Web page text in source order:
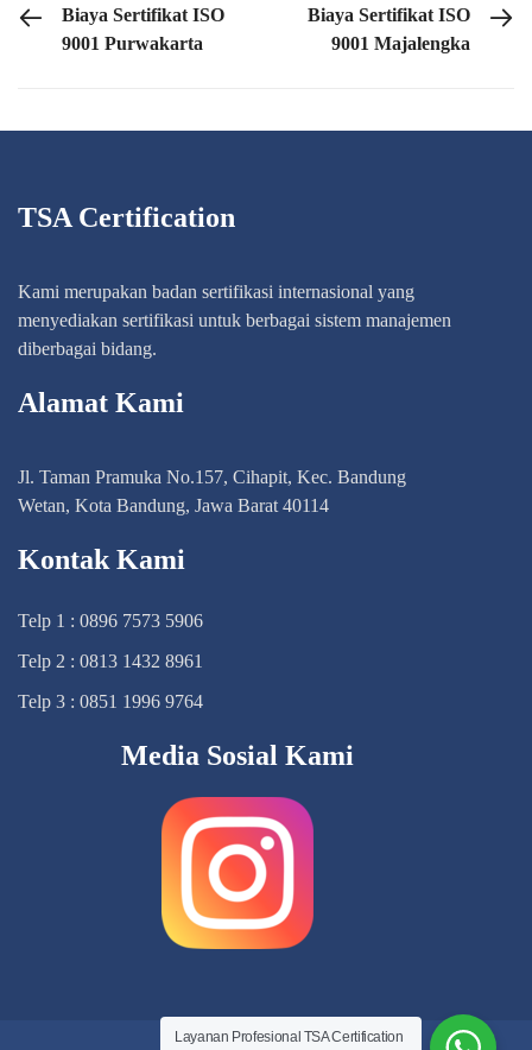
PREVIOUS POST
Biaya Sertifikat ISO
9001 Purwakarta
NEXT POST
Biaya Sertifikat ISO
9001 Majalengka
TSA Certification
Kami merupakan badan sertifikasi internasional yang
menyediakan sertifikasi untuk berbagai sistem manajemen
diberbagai bidang.
Alamat Kami
Jl. Taman Pramuka No.157, Cihapit, Kec. Bandung
Wetan, Kota Bandung, Jawa Barat 40114
Kontak Kami
Telp 1 : 0896 7573 5906
Telp 2 : 0813 1432 8961
Telp 3 : 0851 1996 9764
Media Sosial Kami
Layanan Profesional TSA Certification